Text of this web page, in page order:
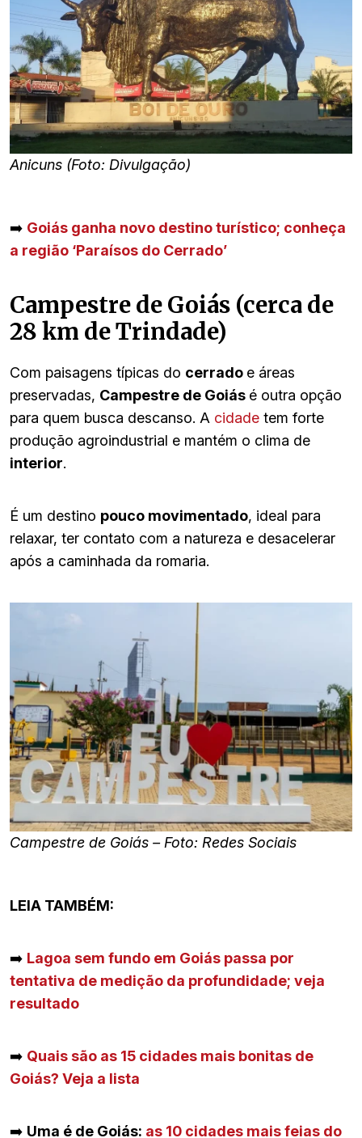
Anicuns (Foto: Divulgação)
➡️ Goiás ganha novo destino turístico; conheça
a região ‘Paraísos do Cerrado’
Campestre de Goiás (cerca de
28 km de Trindade)
Com paisagens típicas do cerrado e áreas
preservadas, Campestre de Goiás é outra opção
para quem busca descanso. A cidade tem forte
produção agroindustrial e mantém o clima de
interior.
É um destino pouco movimentado, ideal para
relaxar, ter contato com a natureza e desacelerar
após a caminhada da romaria.
Campestre de Goiás – Foto: Redes Sociais
LEIA TAMBÉM:
➡️ Lagoa sem fundo em Goiás passa por
tentativa de medição da profundidade; veja
resultado
➡️ Quais são as 15 cidades mais bonitas de
Goiás? Veja a lista
➡️ Uma é de Goiás: as 10 cidades mais feias do